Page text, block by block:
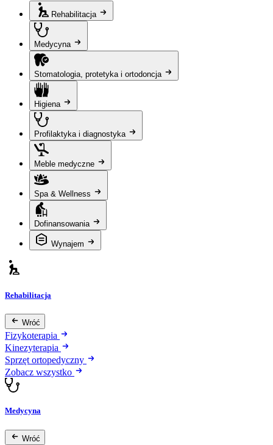
Rehabilitacja
Medycyna
Stomatologia, protetyka i ortodoncja
Higiena
Profilaktyka i diagnostyka
Meble medyczne
Spa & Wellness
Dofinansowania
Wynajem
Rehabilitacja
Wróć
Fizykoterapia
Kinezyterapia
Sprzęt ortopedyczny
Zobacz wszystko
Medycyna
Wróć